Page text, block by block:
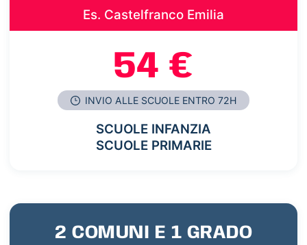
Es. Castelfranco Emilia
54 €
INVIO ALLE SCUOLE ENTRO 72H
SCUOLE INFANZIA
SCUOLE PRIMARIE
2 COMUNI E 1 GRADO